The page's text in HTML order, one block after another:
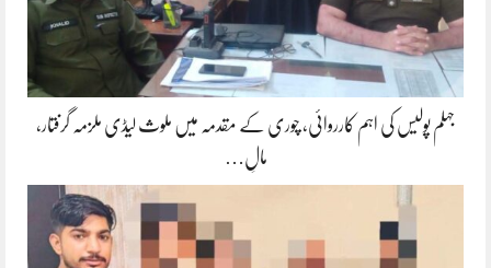
جہلم پولیس کی اہم کارروائی، چوری کے مقدمہ میں ملوث لیڈی ملزمہ گرفتار،
مالِ…